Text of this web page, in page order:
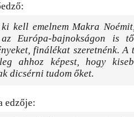
ki kell emelnem Makra
Európa-bajnokságon is
finálékat szeretnénk.
ahhoz képest, hogy
dicsérni tudom őket.
edzője: